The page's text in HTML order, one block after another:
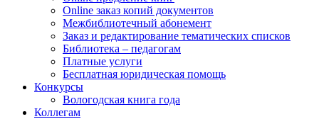
Online заказ копий документов
Межбиблиотечный абонемент
Заказ и редактирование тематических списков
Библиотека – педагогам
Платные услуги
Бесплатная юридическая помощь
Конкурсы
Вологодская книга года
Коллегам